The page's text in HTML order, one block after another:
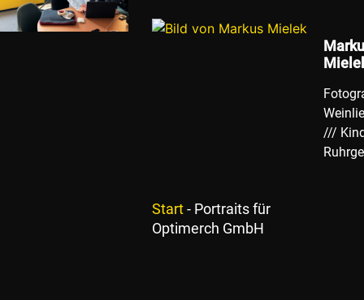
///
Start- Portraits für
Optimerch GmbH